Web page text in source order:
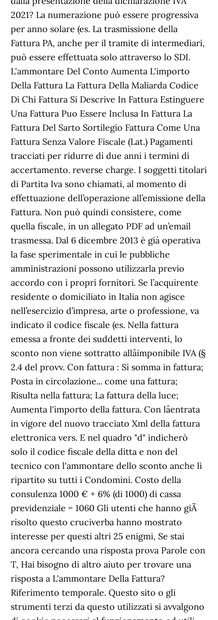
2021? La numerazione può essere progressiva
per anno solare (es. La trasmissione della
Fattura PA, anche per il tramite di intermediari,
può essere effettuata solo attraverso lo SDI.
L'ammontare Del Conto Aumenta L'importo
Della Fattura La Fattura Della Maliarda Codice
Di Chi Fattura Si Descrive In Fattura Estinguere
Una Fattura Puo Essere Inclusa In Fattura La
Fattura Del Sarto Sortilegio Fattura Come Una
Fattura Senza Valore Fiscale (Lat.) Pagamenti
tracciati per ridurre di due anni i termini di
accertamento. reverse charge. I soggetti titolari
di Partita Iva sono chiamati, al momento di
effettuazione dell’operazione all’emissione della
Fattura. Non può quindi consistere, come
quella fiscale, in un allegato PDF ad un’email
trasmessa. Dal 6 dicembre 2013 è già operativa
la fase sperimentale in cui le pubbliche
amministrazioni possono utilizzarla previo
accordo con i propri fornitori. Se l’acquirente
residente o domiciliato in Italia non agisce
nell’esercizio d’impresa, arte o professione, va
indicato il codice fiscale (es. Nella fattura
emessa a fronte dei suddetti interventi, lo
sconto non viene sottratto allâimponibile IVA (§
2.4 del provv. Con fattura : Si somma in fattura;
Posta in circolazione... come una fattura;
Risulta nella fattura; La fattura della luce;
Aumenta l'importo della fattura. Con lâentrata
in vigore del nuovo tracciato Xml della fattura
elettronica vers. E nel quadro "d" indicherò
solo il codice fiscale della ditta e non del
tecnico con l'ammontare dello sconto anche li
ripartito su tutti i Condomini. Costo della
consulenza 1000 € + 6% (di 1000) di cassa
previdenziale = 1060 Gli utenti che hanno giÃ
risolto questo cruciverba hanno mostrato
interesse per questi altri 25 enigmi, Se stai
ancora cercando una risposta prova Parole con
T, Hai bisogno di altro aiuto per trovare una
risposta a L'ammontare Della Fattura?
Riferimento temporale. Questo sito o gli
strumenti terzi da questo utilizzati si avvalgono